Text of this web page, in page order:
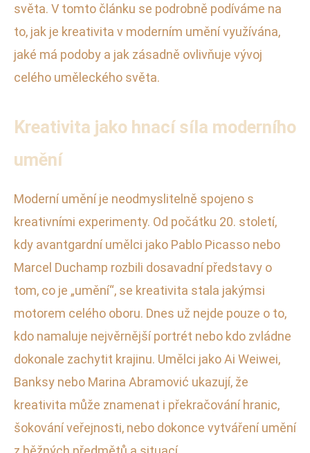
světa. V tomto článku se podrobně podíváme na
to, jak je kreativita v moderním umění využívána,
jaké má podoby a jak zásadně ovlivňuje vývoj
celého uměleckého světa.
Kreativita jako hnací síla moderního
umění
Moderní umění je neodmyslitelně spojeno s
kreativními experimenty. Od počátku 20. století,
kdy avantgardní umělci jako Pablo Picasso nebo
Marcel Duchamp rozbili dosavadní představy o
tom, co je „umění“, se kreativita stala jakýmsi
motorem celého oboru. Dnes už nejde pouze o to,
kdo namaluje nejvěrnější portrét nebo kdo zvládne
dokonale zachytit krajinu. Umělci jako Ai Weiwei,
Banksy nebo Marina Abramović ukazují, že
kreativita může znamenat i překračování hranic,
šokování veřejnosti, nebo dokonce vytváření umění